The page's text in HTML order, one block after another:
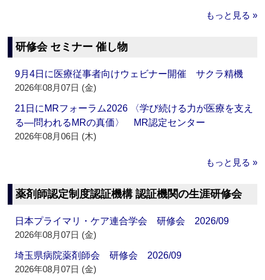
もっと見る »
研修会 セミナー 催し物
9月4日に医療従事者向けウェビナー開催 サクラ精機
2026年08月07日 (金)
21日にMRフォーラム2026 〈学び続ける力が医療を支え
る―問われるMRの真価〉 MR認定センター
2026年08月06日 (木)
もっと見る »
薬剤師認定制度認証機構 認証機関の生涯研修会
日本プライマリ・ケア連合学会 研修会 2026/09
2026年08月07日 (金)
埼玉県病院薬剤師会 研修会 2026/09
2026年08月07日 (金)